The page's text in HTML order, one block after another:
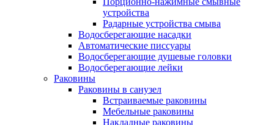
устройства
Радарные устройства смыва
Водосберегающие насадки
Автоматические писсуары
Водосберегающие душевые головки
Водосберегающие лейки
Раковины
Раковины в санузел
Встраиваемые раковины
Мебельные раковины
Накладные раковины